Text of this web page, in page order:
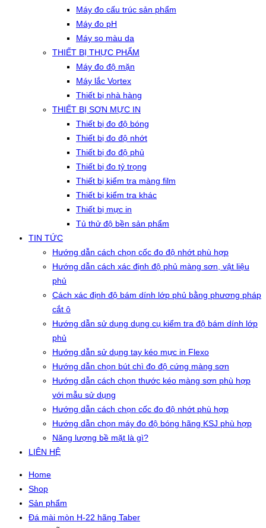
Máy đo cấu trúc sản phẩm
Máy đo pH
Máy so màu da
THIẾT BỊ THỰC PHẨM
Máy đo độ mặn
Máy lắc Vortex
Thiết bị nhà hàng
THIẾT BỊ SƠN MỰC IN
Thiết bị đo độ bóng
Thiết bị đo độ nhớt
Thiết bị đo độ phủ
Thiết bị đo tỷ trọng
Thiết bị kiểm tra màng film
Thiết bị kiểm tra khác
Thiết bị mực in
Tủ thử độ bền sản phẩm
TIN TỨC
Hướng dẫn cách chọn cốc đo độ nhớt phù hợp
Hướng dẫn cách xác định độ phủ màng sơn, vật liệu
phủ
Cách xác định độ bám dính lớp phủ bằng phương pháp
cắt ô
Hướng dẫn sử dụng dụng cụ kiểm tra độ bám dính lớp
phủ
Hướng dẫn sử dụng tay kéo mực in Flexo
Hướng dẫn chọn bút chì đo độ cứng màng sơn
Hướng dẫn cách chọn thước kéo màng sơn phù hợp
với mẫu sử dụng
Hướng dẫn cách chọn cốc đo độ nhớt phù hợp
Hướng dẫn chọn máy đo độ bóng hãng KSJ phù hợp
Năng lượng bề mặt là gì?
LIÊN HỆ
Home
Shop
Sản phẩm
Đá mài mòn H-22 hãng Taber